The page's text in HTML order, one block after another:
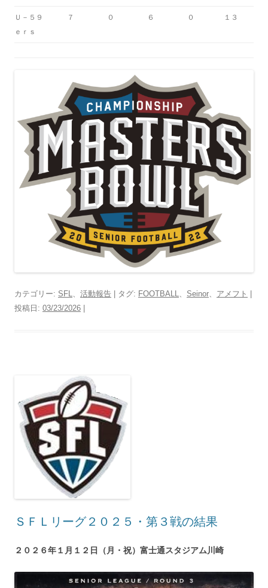
Ｕ－５９
ｅｒｓ
７ ０ ６ ０ １３
カテゴリー: SFL、 活動報告 | タグ: FOOTBALL、 Seinor、 アメフト
投稿日: 03/23/2026
ＳＦＬリーグ２０２５・第３戦の結果
２０２６年１月１２日（月・祝）富士通スタジアム川崎